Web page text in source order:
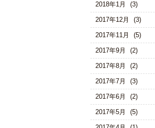
2018年1月 (3)
2017年12月 (3)
2017年11月 (5)
2017年9月 (2)
2017年8月 (2)
2017年7月 (3)
2017年6月 (2)
2017年5月 (5)